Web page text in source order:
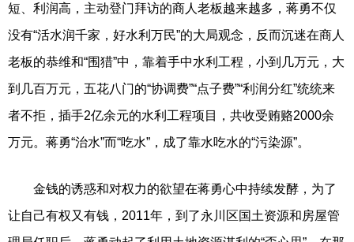
短、利润高，主动登门拜访的商人老板越来越多，蒋勇不仅
没有“活水润千家，好水利万民”的大局观念，反而沉迷在商人
老板的恭维和“围猎”中，靠着手中水利工程，小到几万元，大
到几百万元，五花八门的“协调费”“点子费”“利润分红”统统来
者不拒，插手2亿余元的水利工程项目，共收受贿赂2000余
万元。蒋勇“治水”而“吃水”，成了靠水吃水的“污染源”。
金钱的诱惑和对权力的欲望在蒋勇心中持续发酵，为了
让自己有权又有钱，2011年，到了永川区国土资源和房屋管